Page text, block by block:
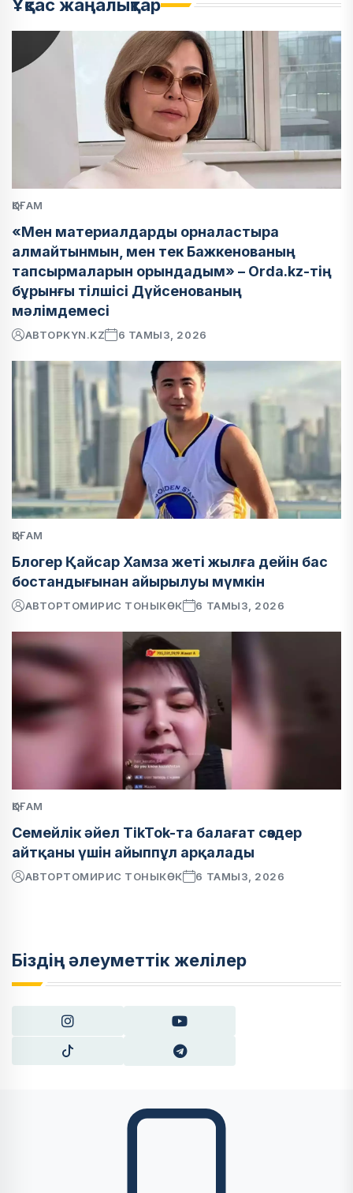
Ұқсас жаңалықтар
ҚОҒАМ
«Мен материалдарды орналастыра
алмайтынмын, мен тек Бажкенованың
тапсырмаларын орындадым» – Orda.kz-тің
бұрынғы тілшісі Дүйсенованың
мәлімдемесі
АВТОРKYN.KZ 6 ТАМЫЗ, 2026
ҚОҒАМ
Блогер Қайсар Хамза жеті жылға дейін бас
бостандығынан айырылуы мүмкін
АВТОРТОМИРИС ТОНЫКӨК 6 ТАМЫЗ, 2026
ҚОҒАМ
Семейлік әйел TikTok-та балағат сөздер
айтқаны үшін айыппұл арқалады
АВТОРТОМИРИС ТОНЫКӨК 6 ТАМЫЗ, 2026
Біздің әлеуметтік желілер